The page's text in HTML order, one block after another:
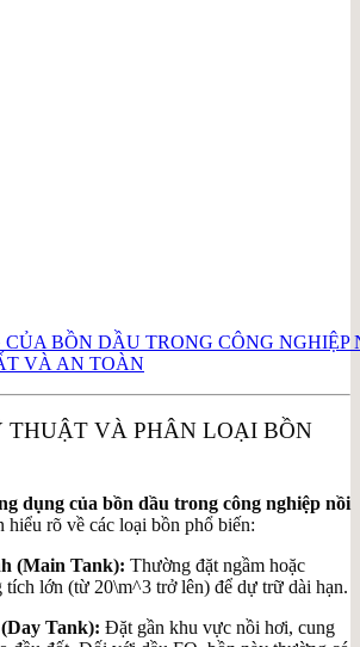
BỒN DẦU TRONG CÔNG NGHIỆP
VÀ AN TOÀN
THUẬT VÀ PHÂN LOẠI BỒN
dụng của bồn dầu trong công nghiệp nồi
hiểu rõ về các loại bồn phổ biến:
(Main Tank): Thường đặt ngầm hoặc
tích lớn (từ 20\m^3 trở lên) để dự trữ dài hạn.
Tank): Đặt gần khu vực nồi hơi, cung